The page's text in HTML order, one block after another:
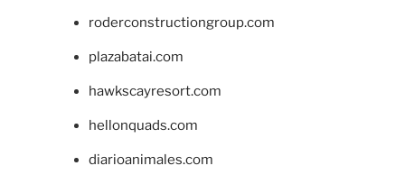
roderconstructiongroup.com
plazabatai.com
hawkscayresort.com
hellonquads.com
diarioanimales.com